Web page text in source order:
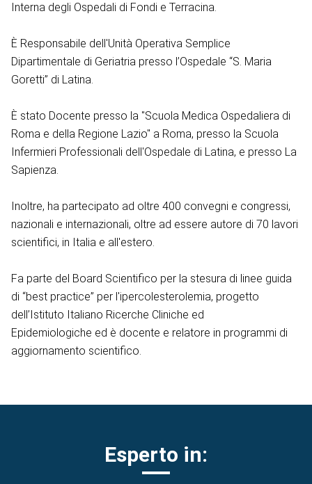
Interna degli Ospedali di Fondi e Terracina.
È Responsabile dell'Unità Operativa Semplice
Dipartimentale di Geriatria presso l’Ospedale “S. Maria
Goretti” di Latina.
È stato Docente presso la "Scuola Medica Ospedaliera di
Roma e della Regione Lazio" a Roma, presso la Scuola
Infermieri Professionali dell'Ospedale di Latina, e presso La
Sapienza.
Inoltre, ha partecipato ad oltre 400 convegni e congressi,
nazionali e internazionali, oltre ad essere autore di 70 lavori
scientifici, in Italia e all'estero.
Fa parte del Board Scientifico per la stesura di linee guida
di “best practice” per l'ipercolesterolemia, progetto
dell’Istituto Italiano Ricerche Cliniche ed
Epidemiologiche ed è docente e relatore in programmi di
aggiornamento scientifico.
Esperto in: